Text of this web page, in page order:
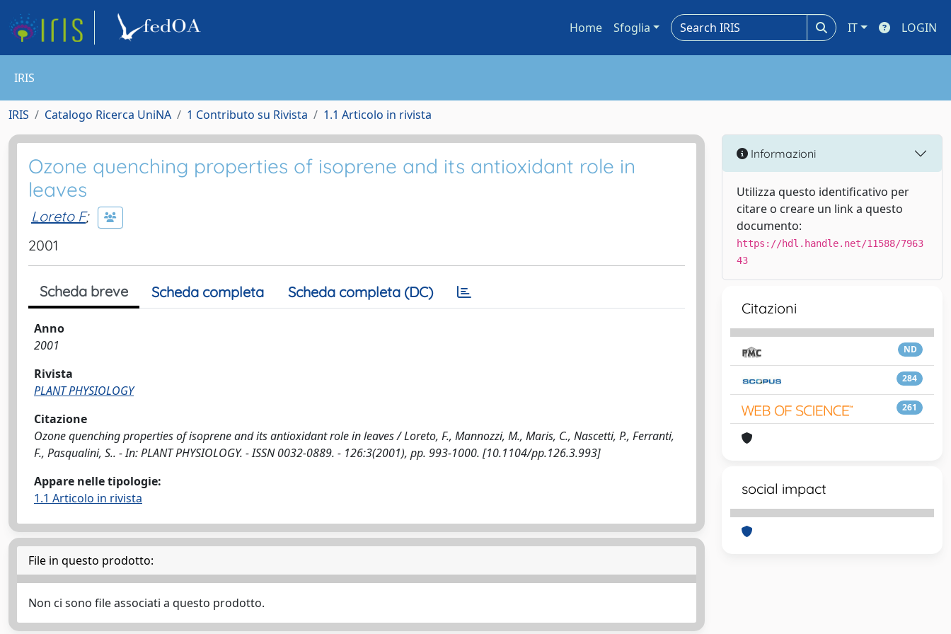
Home Sfoglia IT LOGIN
IRIS
IRIS Catalogo Ricerca UniNA 1 Contributo su Rivista 1.1 Articolo in rivista
Ozone quenching properties of isoprene and its antioxidant role in
leaves
Loreto F;
2001
Scheda breve Scheda completa Scheda completa (DC)
Anno
2001
Rivista
PLANT PHYSIOLOGY
Citazione
Ozone quenching properties of isoprene and its antioxidant role in leaves / Loreto, F., Mannozzi, M., Maris, C., Nascetti, P., Ferranti,
F., Pasqualini, S.. - In: PLANT PHYSIOLOGY. - ISSN 0032-0889. - 126:3(2001), pp. 993-1000. [10.1104/pp.126.3.993]
Appare nelle tipologie:
1.1 Articolo in rivista
File in questo prodotto:
Non ci sono file associati a questo prodotto.
Informazioni
Utilizza questo identificativo per
citare o creare un link a questo
documento:
https://hdl.handle.net/11588/7963
43
Citazioni
ND
284
261
social impact